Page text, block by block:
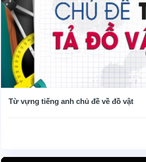
Từ vựng tiếng anh chủ đề về đồ vật